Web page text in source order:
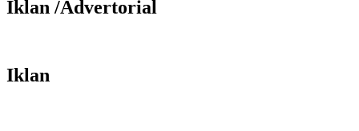
Iklan /Advertorial
Iklan